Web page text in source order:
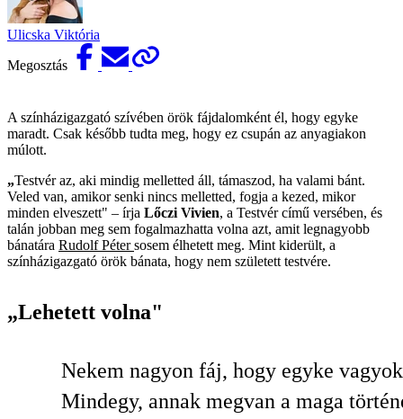
Ulicska Viktória
Megosztás
A színházigazgató szívében örök fájdalomként él, hogy egyke
maradt. Csak később tudta meg, hogy ez csupán az anyagiakon
múlott.
„Testvér az, aki mindig melletted áll, támaszod, ha valami bánt.
Veled van, amikor senki nincs melletted, fogja a kezed, mikor
minden elveszett" – írja Lőczi Vivien, a Testvér című versében, és
talán jobban meg sem fogalmazhatta volna azt, amit legnagyobb
bánatára Rudolf Pétersosem élhetett meg. Mint kiderült, a
színházigazgató örök bánata, hogy nem született testvére.
„Lehetett volna"
Nekem nagyon fáj, hogy egyke
Mindegy, annak megvan a maga